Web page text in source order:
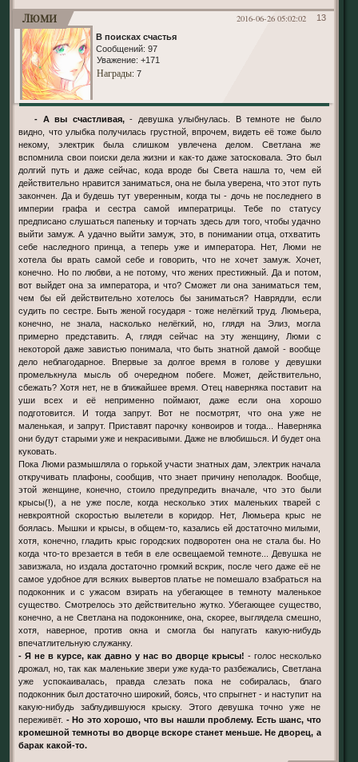
13
2016-06-26 05:02:02
Люми
В поисках счастья
Сообщений: 97
Уважение: +171
Награды: 7
- А вы счастливая,- девушка улыбнулась. В темноте не было
видно, что улыбка получилась грустной, впрочем, видеть её тоже было
некому, электрик была слишком увлечена делом. Светлана же
вспомнила свои поиски дела жизни и как-то даже затосковала. Это был
долгий путь и даже сейчас, кода вроде бы Света нашла то, чем ей
действительно нравится заниматься, она не была уверена, что этот путь
закончен. Да и будешь тут уверенным, когда ты - дочь не последнего в
империи графа и сестра самой императрицы. Тебе по статусу
предписано слушаться папеньку и торчать здесь для того, чтобы удачно
выйти замуж. А удачно выйти замуж, это, в понимании отца, отхватить
себе наследного принца, а теперь уже и императора. Нет, Люми не
хотела бы врать самой себе и говорить, что не хочет замуж. Хочет,
конечно. Но по любви, а не потому, что жених престижный. Да и потом,
вот выйдет она за императора, и что? Сможет ли она заниматься тем,
чем бы ей действительно хотелось бы заниматься? Наврядли, если
судить по сестре. Быть женой государя - тоже нелёгкий труд. Люмьера,
конечно, не знала, насколько нелёгкий, но, глядя на Элиз, могла
примерно представить. А, глядя сейчас на эту женщину, Люми с
некоторой даже завистью понимала, что быть знатной дамой - вообще
дело неблагодарное. Впервые за долгое время в голове у девушки
промелькнула мысль об очередном побеге. Может, действительно,
сбежать? Хотя нет, не в ближайшее время. Отец наверняка поставит на
уши всех и её неприменно поймают, даже если она хорошо
подготовится. И тогда запрут. Вот не посмотрят, что она уже не
маленькая, и запрут. Приставят парочку конвоиров и тогда... Наверняка
они будут старыми уже и некрасивыми. Даже не влюбишься. И будет она
куковать.
Пока Люми размышляла о горькой участи знатных дам, электрик начала
откручивать плафоны, сообщив, что знает причину неполадок. Вообще,
этой женщине, конечно, стоило предупредить вначале, что это были
крысы(!), а не уже после, когда несколько этих маленьких тварей с
невкроятной скоростью вылетели в коридор. Нет, Люмьера крыс не
боялась. Мышки и крысы, в общем-то, казались ей достаточно милыми,
хотя, конечно, гладить крыс городских подворотен она не стала бы. Но
когда что-то врезается в тебя в еле освещаемой темноте... Девушка не
завизжала, но издала достаточно громкий вскрик, после чего даже её не
самое удобное для всяких вывертов платье не помешало взабраться на
подоконник и с ужасом взирать на убегающее в темноту маленькое
существо. Смотрелось это действительно жутко. Убегающее существо,
конечно, а не Светлана на подоконнике, она, скорее, выглядела смешно,
хотя, наверное, против окна и смогла бы напугать какую-нибудь
впечатлительную служанку.
- Я не в курсе, как давно у нас во дворце крысы! - голос несколько
дрожал, но, так как маленькие звери уже куда-то разбежались, Светлана
уже успокаивалась, правда слезать пока не собиралась, благо
подоконник был достаточно широкий, боясь, что спрыгнет - и наступит на
какую-нибудь заблудившуюся крыску. Этого девушка точно уже не
переживёт. - Но это хорошо, что вы нашли проблему. Есть шанс, что
кромешной темноты во дворце вскоре станет меньше. Не дворец, а
барак какой-то.